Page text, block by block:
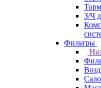
З/Ч
Фильтры